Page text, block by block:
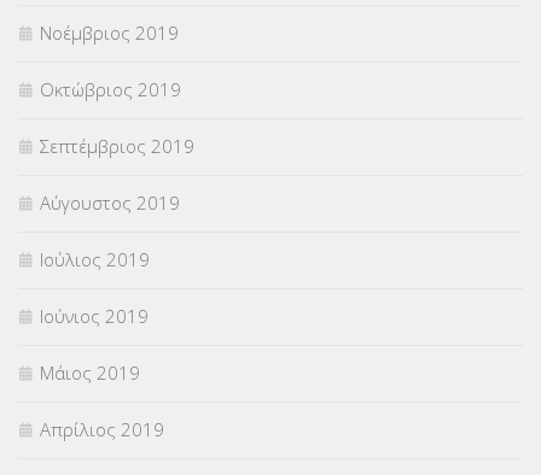
Νοέμβριος 2019
Οκτώβριος 2019
Σεπτέμβριος 2019
Αύγουστος 2019
Ιούλιος 2019
Ιούνιος 2019
Μάιος 2019
Απρίλιος 2019